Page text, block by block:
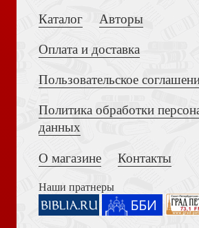
Страшно занят: (Совсем)
Делай же что-нибудь! Обретение
Обычность
Толкование на Апокалипсис
Каталог
Авторы
Оплата и доставка
Пользовательское
Политика обработки
данных
О магазине
Контакты
Наши пратнеры